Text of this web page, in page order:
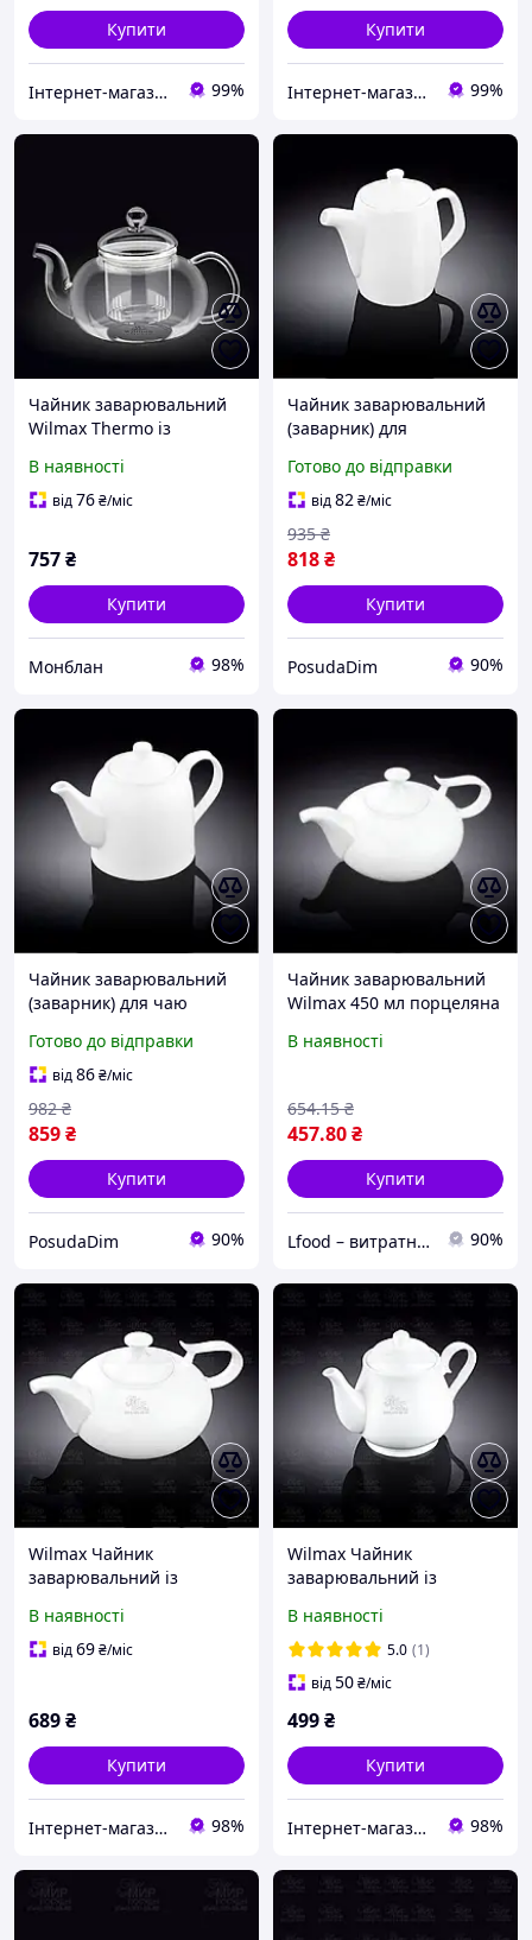
Купити
Інтернет-магазин TopPosud 99%
Купити
Інтернет-магазин TopPosud 99%
Чайник заварювальний
Wilmax Thermo із
(888814 WL) з швидкою
доставкою по Україні
В наявності
від76₴/міс
757₴
Купити
Монблан 98%
Чайник заварювальний
(заварник) для
650 мл (WL-994006/1C)
Готово до відправки
від82₴/міс
818₴
935 ₴
Купити
PosudaDim 90%
Чайник заварювальний
(заварник) для чаю
900 мл (WL-994007/1C)
Готово до відправки
від86₴/міс
859₴
982 ₴
Купити
PosudaDim 90%
Чайник заварювальний
Wilmax 450 мл порцеляна
доставкою по Україні
В наявності
457.80₴
654.15 ₴
Купити
Lfood – витратні матеріали для харчової галузі 90%
Wilmax Чайник
заварювальний із
994000 / 1C
В наявності
від69₴/міс
689₴
Купити
Інтернет-магазин Світ Посуду 98%
Wilmax Чайник
заварювальний із
994021/A
В наявності
5.0 (1)
від50₴/міс
499₴
Купити
Інтернет-магазин Світ Посуду 98%